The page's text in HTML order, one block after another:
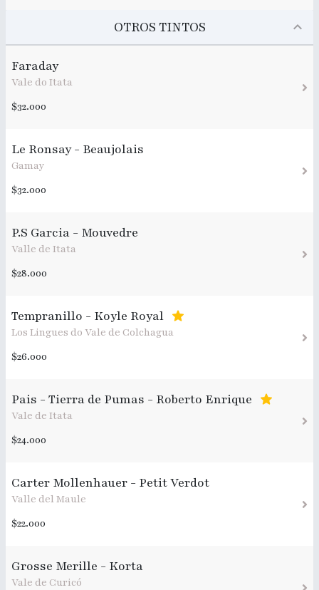
OTROS TINTOS
Faraday
Vale do Itata
$32.000
Le Ronsay - Beaujolais
Gamay
$32.000
P.S Garcia - Mouvedre
Valle de Itata
$28.000
Tempranillo - Koyle Royal
Los Lingues do Vale de Colchagua
$26.000
Pais - Tierra de Pumas - Roberto Enrique
Vale de Itata
$24.000
Carter Mollenhauer - Petit Verdot
Valle del Maule
$22.000
Grosse Merille - Korta
Vale de Curicó